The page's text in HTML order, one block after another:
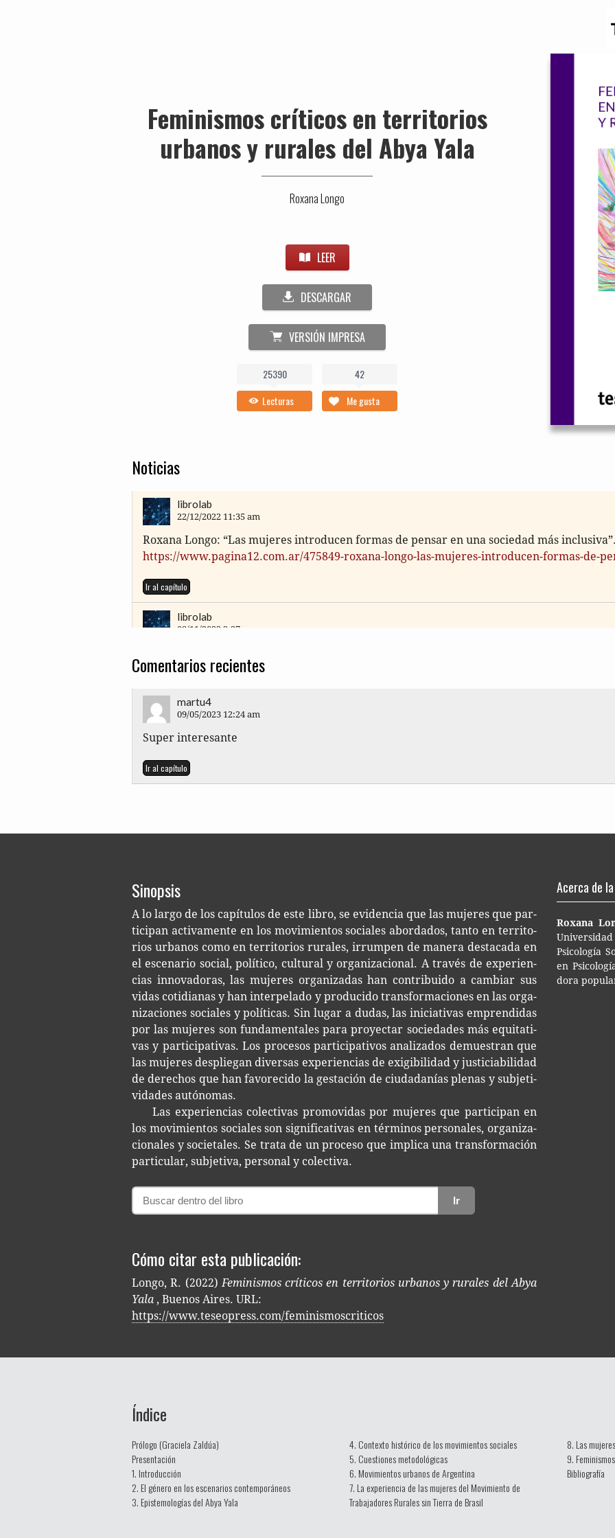
Feminismos críticos en territorios
urbanos y rurales del Abya Yala
Roxana Longo
LEER
DESCARGAR
VERSIÓN IMPRESA
25390
Lecturas
42
Me gusta
Noticias
librolab
22/12/2022 11:35 am
Roxa­na Longo: “Las muje­res intro­du­cen for­mas de pen­sar en una socie­dad más inclusiva”.
https://www.pagina12.com.ar/475849-roxana-longo-las-mujeres-introducen-formas-de-
Ir al capítulo
librolab
08/11/2022 2:27 pm
https://portada.com.ar/feminismos-criticos
Ir al capítulo
Comentarios recientes
martu4
09/05/2023 12:24 am
Super interesante
Ir al capítulo
Sinopsis
A lo largo de los capí­tu­los de este libro, se evi­den­cia que las muje­res que par­
ti­ci­pan acti­va­men­te en los movi­mien­tos socia­les abor­da­dos, tanto en terri­to­
rios urba­nos como en terri­to­rios rura­les, irrum­pen de mane­ra des­ta­ca­da en
el esce­na­rio social, polí­ti­co, cul­tu­ral y orga­ni­za­cio­nal. A tra­vés de expe­rien­
cias inno­va­do­ras, las muje­res orga­ni­za­das han con­tri­bui­do a cam­biar sus
vidas coti­dia­nas y han inter­pe­la­do y pro­du­ci­do trans­for­ma­cio­nes en las orga­
ni­za­cio­nes socia­les y polí­ti­cas. Sin lugar a dudas, las ini­cia­ti­vas empren­di­das
por las muje­res son fun­da­men­ta­les para pro­yec­tar socie­da­des más equi­ta­ti­
vas y par­ti­ci­pa­ti­vas. Los pro­ce­sos par­ti­ci­pa­ti­vos ana­li­za­dos demues­tran que
las muje­res des­plie­gan diver­sas expe­rien­cias de exi­gi­bi­li­dad y jus­ti­cia­bi­li­dad
de dere­chos que han favo­re­ci­do la ges­ta­ción de ciu­da­da­nías ple­nas y sub­je­ti­
vi­da­des autónomas.
Las expe­rien­cias colec­ti­vas pro­mo­vi­das por muje­res que par­ti­ci­pan en
los movi­mien­tos socia­les son sig­ni­fi­ca­ti­vas en tér­mi­nos per­so­na­les, orga­ni­za­
cio­na­les y socie­ta­les. Se trata de un pro­ce­so que impli­ca una trans­for­ma­ción
par­ti­cu­lar, sub­je­ti­va, per­so­nal y colectiva.
Ir
Cómo citar esta publicación:
Longo, R. (2022)Feminismos críticos en territorios urbanos y rurales del Abya
Yala , Buenos Aires. URL:
https://www.teseopress.com/feminismoscriticos
Acerca de
Roxa­na
Psi­co­lo­gía
en
do­ra
Índice
Prólogo (Graciela Zaldúa)
Presentación
1. Introducción
2. El género en los escenarios contemporáneos
3. Epistemologías del Abya Yala
4. Contexto histórico de los movimientos sociales
5. Cuestiones metodológicas
6. Movimientos urbanos de Argentina
7. La experiencia de las mujeres del Movimiento de
Trabajadores Rurales sin Tierra de Brasil
8. Las
9.
Bibliografía